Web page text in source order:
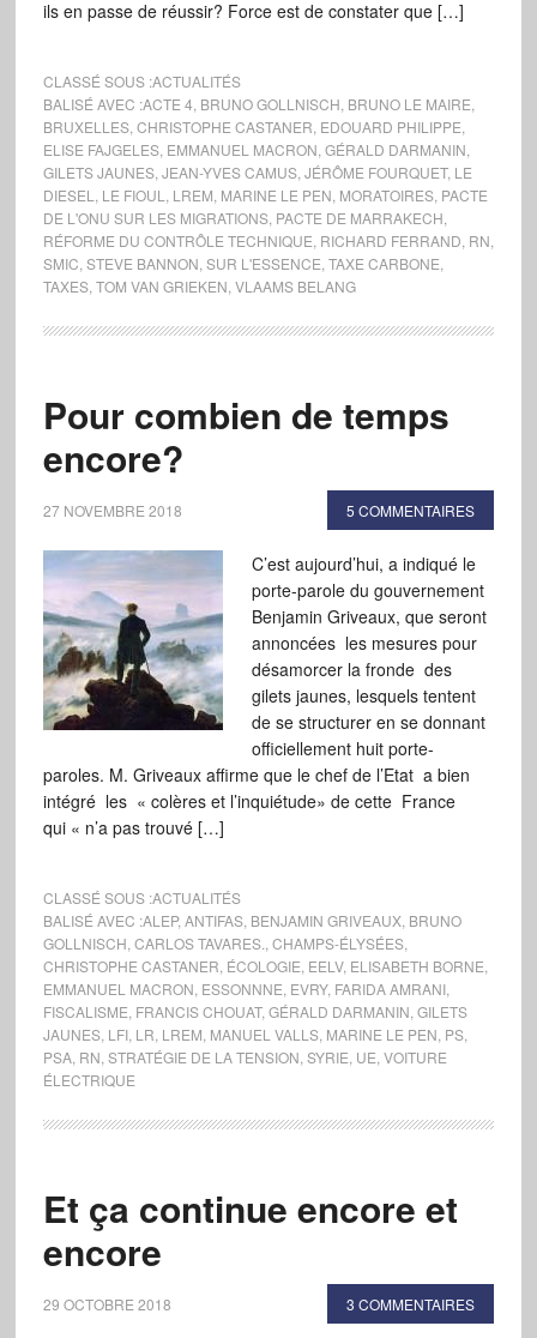
ils en passe de réussir? Force est de constater que […]
CLASSÉ SOUS :ACTUALITÉS
BALISÉ AVEC :ACTE 4 BRUNO GOLLNISCH BRUNO LE MAIRE
BRUXELLES, CHRISTOPHE CASTANER EDOUARD PHILIPPE
ELISE FAJGELES, EMMANUEL MACRON GÉRALD DARMANIN
GILETS JAUNES, JEAN-YVES CAMUS, JÉRÔME FOURQUET, LE
DIESEL
LE FIOUL LREM MARINE LE PEN MORATOIRES, PACTE
DE L'ONU SUR LES MIGRATIONS, PACTE DE MARRAKECH
RÉFORME DU CONTRÔLE TECHNIQUE RICHARD FERRAND RN
SMIC STEVE BANNON SUR L'ESSENCE TAXE CARBONE
TAXES, TOM VAN GRIEKEN VLAAMS BELANG
Pour combien de temps
encore?
27 NOVEMBRE 2018 5 COMMENTAIRES
C’est aujourd’hui, a indiqué le
porte-parole du gouvernement
Benjamin Griveaux, que seront
annoncées les mesures pour
désamorcer la fronde des
gilets jaunes, lesquels tentent
de se structurer en se donnant
officiellement huit porte-
paroles. M. Griveaux affirme que le chef de l’Etat a bien
intégré les « colères et l’inquiétude» de cette France
qui « n’a pas trouvé […]
CLASSÉ SOUS :ACTUALITÉS
BALISÉ AVEC :ALEP, ANTIFAS, BENJAMIN GRIVEAUX, BRUNO
GOLLNISCH CARLOS TAVARES. CHAMPS-ÉLYSÉES,
CHRISTOPHE CASTANER ÉCOLOGIE EELV, ELISABETH BORNE
EMMANUEL MACRON ESSONNNE EVRY, FARIDA AMRANI,
FISCALISME FRANCIS CHOUAT, GÉRALD DARMANIN GILETS
JAUNES, LFI, LR LREM MANUEL VALLS, MARINE LE PEN PS,
PSA, RN STRATÉGIE DE LA TENSION SYRIE UE VOITURE
ÉLECTRIQUE
Et ça continue encore et
encore
29 OCTOBRE 2018 3 COMMENTAIRES